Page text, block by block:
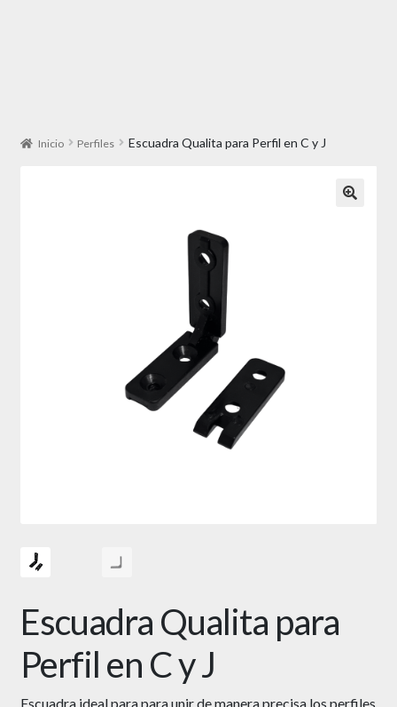
Inicio Perfiles Escuadra Qualita para Perfil en C y J
Escuadra Qualita para
Perfil en C y J
Escuadra ideal para para unir de manera precisa los perfiles